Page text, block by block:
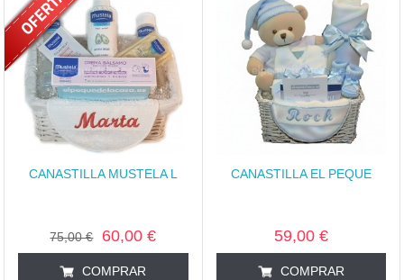
CANASTILLA MUSTELA L
75,00 € 60,00 €
COMPRAR
CANASTILLA EL PEQUE
59,00 €
COMPRAR